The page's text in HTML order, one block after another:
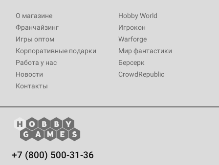
О магазине
Франчайзинг
Игры оптом
Корпоративные подарки
Работа у нас
Новости
Контакты
Hobby World
Игрокон
Warforge
Мир фантастики
Берсерк
CrowdRepublic
+7 (800) 500-31-36